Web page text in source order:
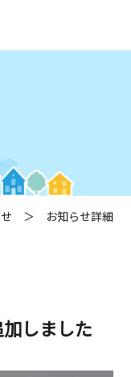
＞ お知らせ詳細
しました